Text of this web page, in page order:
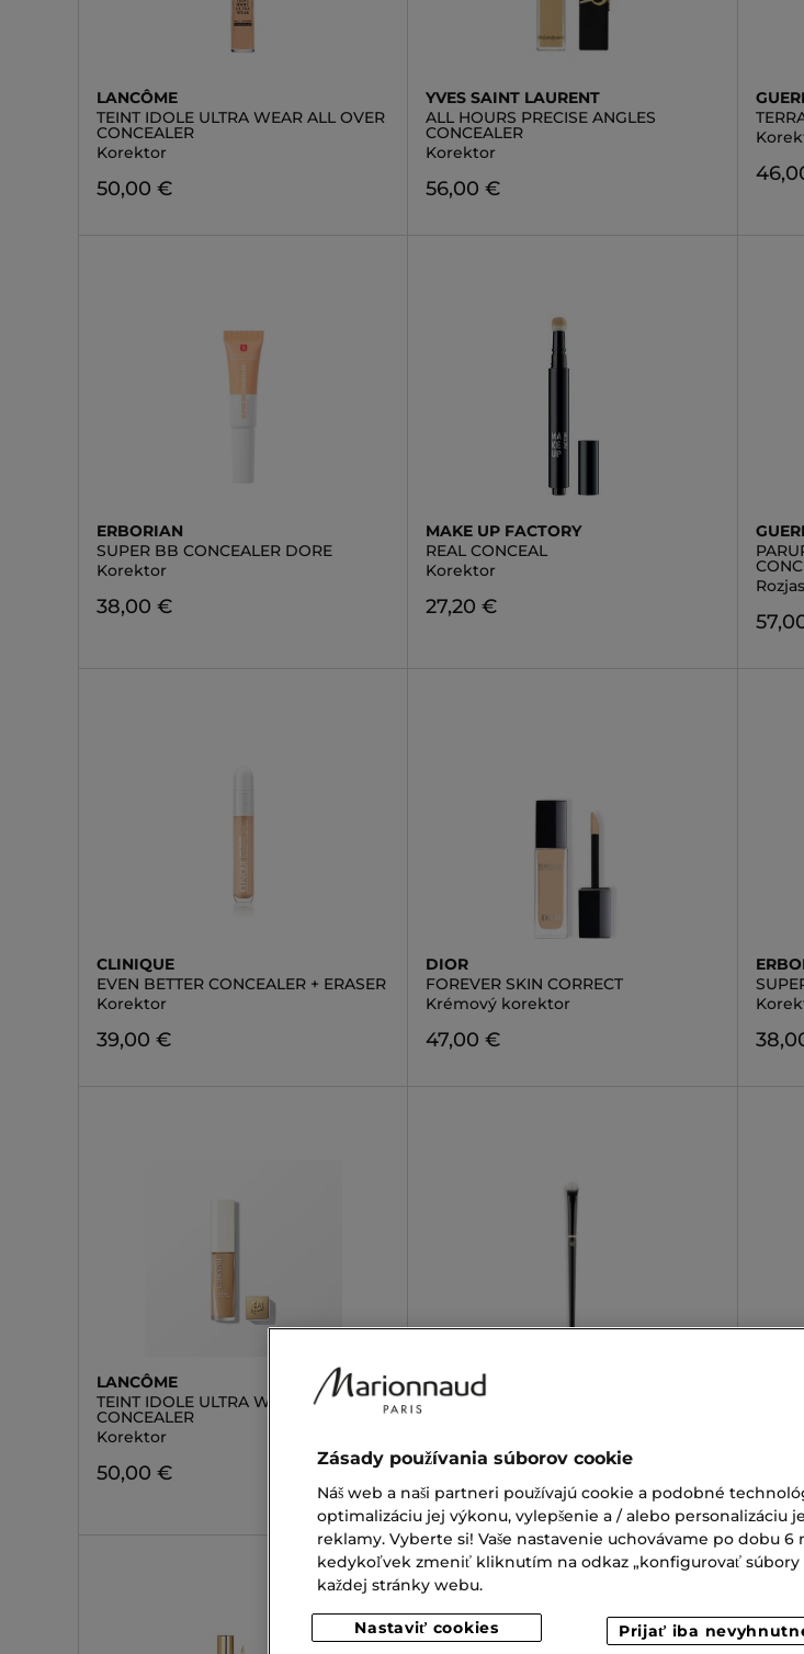
LANCÔME
TEINT IDOLE ULTRA WEAR ALL OVER
CONCEALER
Korektor
50,00 €
YVES SAINT LAURENT
ALL HOURS PRECISE ANGLES
CONCEALER
Korektor
56,00 €
ERBORIAN
SUPER BB CONCEALER DORE
Korektor
38,00 €
MAKE UP FACTORY
REAL CONCEAL
Korektor
27,20 €
CLINIQUE
EVEN BETTER CONCEALER + ERASER
Korektor
39,00 €
DIOR
FOREVER SKIN CORRECT
Krémový korektor
47,00 €
LANCÔME
TEINT IDOLE ULTRA WEAR & GLOW
CONCEALER
Korektor
50,00 €
MARIONNAUD 1984
BRUSH N°02
10,90 €
Zásady používania súborov cookie
Náš web a naši partneri používajú cookie a podobné
optimalizáciu jej výkonu, vylepšenie a / alebo personalizáciu
reklamy. Vyberte si! Vaše nastavenie uchovávame po dobu
kedykoľvek zmeniť kliknutím na odkaz „konfigurovať súbory
každej stránky webu.
Nastaviť cookies Prijať iba